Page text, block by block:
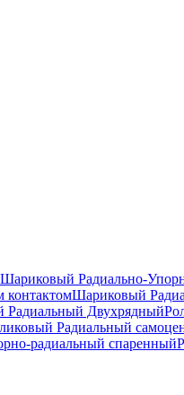
Шариковый Радиально-
контактомШариковый
Радиальный Двухрядный
Радиальный
радиальный спаренный